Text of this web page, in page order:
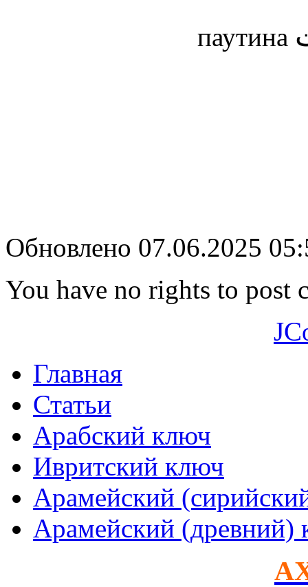
паутина
Обновлено 07.06.2025
You have no rights to post
Главная
Статьи
Арабский ключ
Ивритский ключ
Арамейский
Арамейский (древний)